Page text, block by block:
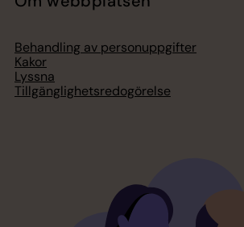
Behandling av personuppgifter
Kakor
Lyssna
Tillgänglighetsredogörelse